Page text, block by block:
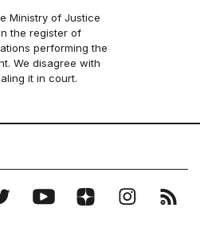
Ministry of Justice
the register of
performing the
We disagree with
it in court.